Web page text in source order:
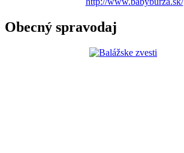
Obecný spravodaj